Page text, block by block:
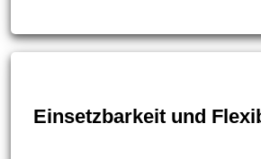
Einsetzbarkeit und